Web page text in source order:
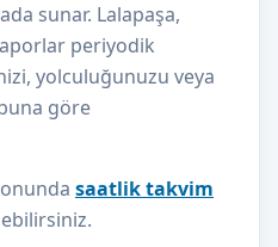
sunar. Lalapaşa,
periyodik
yolculuğunuzu veya
göre
saatlik takvim